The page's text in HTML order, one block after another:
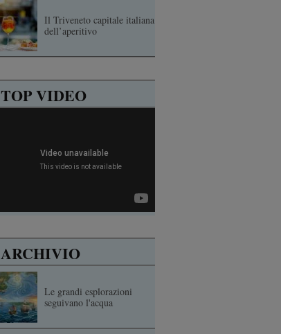
Il Triveneto capitale italiana
dell’aperitivo
TOP VIDEO
ARCHIVIO
Le grandi esplorazioni
seguivano l'acqua